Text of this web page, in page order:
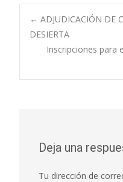
← ADJUDICACIÓN DE
DESIERTA
Inscripciones para
Deja una
Tu dirección de